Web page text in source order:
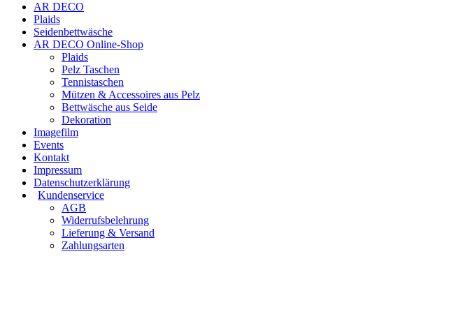
AR DECO
Plaids
Seidenbettwäsche
AR DECO Online-Shop
Plaids
Pelz Taschen
Tennistaschen
Mützen & Accessoires aus Pelz
Bettwäsche aus Seide
Dekoration
Imagefilm
Events
Kontakt
Impressum
Datenschutzerklärung
Kundenservice
AGB
Widerrufsbelehrung
Lieferung & Versand
Zahlungsarten